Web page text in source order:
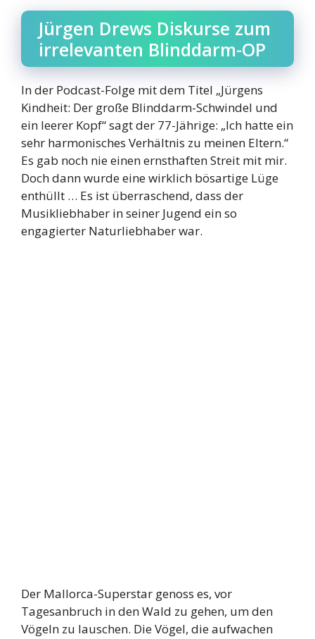
Jürgen Drews Diskurse zum
irrelevanten Blinddarm-OP
In der Podcast-Folge mit dem Titel „Jürgens
Kindheit: Der große Blinddarm-Schwindel und
ein leerer Kopf“ sagt der 77-Jährige: „Ich hatte ein
sehr harmonisches Verhältnis zu meinen Eltern.“
Es gab noch nie einen ernsthaften Streit mit mir.
Doch dann wurde eine wirklich bösartige Lüge
enthüllt … Es ist überraschend, dass der
Musikliebhaber in seiner Jugend ein so
engagierter Naturliebhaber war.
Der Mallorca-Superstar genoss es, vor
Tagesanbruch in den Wald zu gehen, um den
Vögeln zu lauschen. Die Vögel, die aufwachen